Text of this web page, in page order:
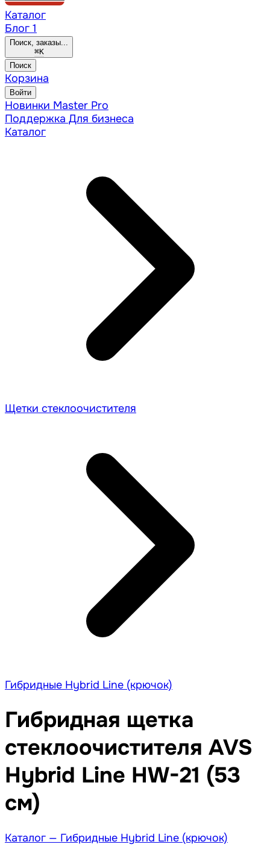
Каталог
Блог 1
Поиск, заказы...
⌘K
Поиск
Корзина
Войти
Новинки Master Pro
Поддержка Для бизнеса
Каталог
Щетки стеклоочистителя
Гибридные Hybrid Line (крючок)
Гибридная щетка
стеклоочистителя AVS
Hybrid Line HW-21 (53
см)
Каталог — Гибридные Hybrid Line (крючок)